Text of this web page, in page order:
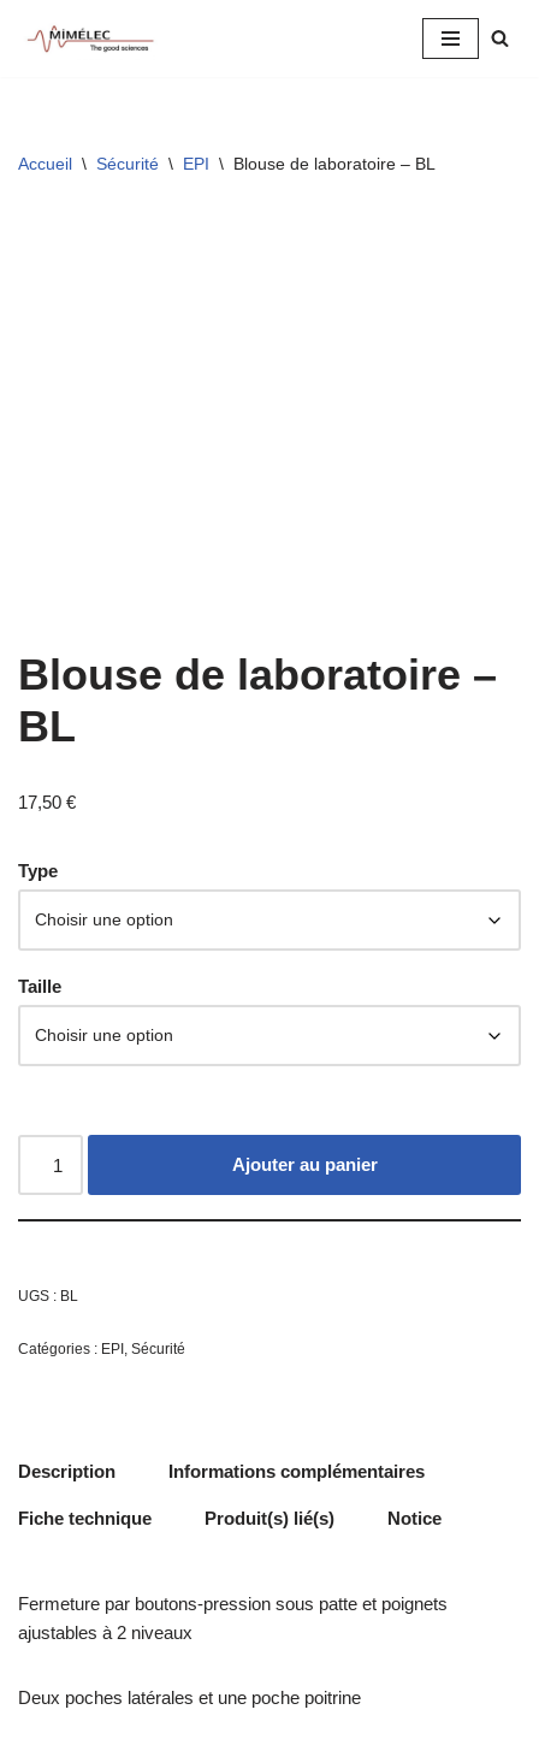
Accueil \ Sécurité \ EPI \ Blouse de laboratoire – BL
Blouse de laboratoire –
BL
17,50 €
Type
Taille
Ajouter au panier
UGS : BL
Catégories : EPI , Sécurité
Description Informations complémentaires
Fiche technique Produit(s) lié(s) Notice
Fermeture par boutons-pression sous patte et poignets
ajustables à 2 niveaux
Deux poches latérales et une poche poitrine